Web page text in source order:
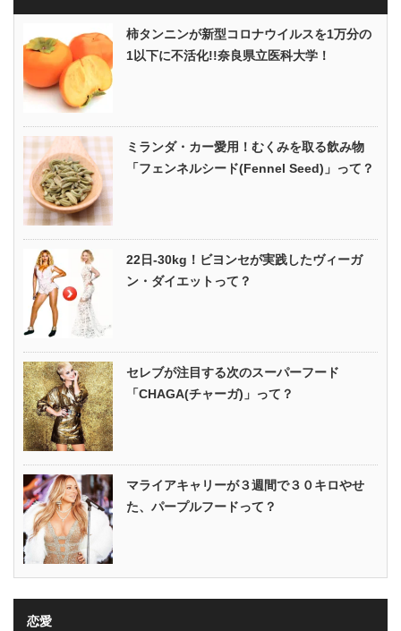
柿タンニンが新型コロナウイルスを1万分の
1以下に不活化!!奈良県立医科大学！
ミランダ・カー愛用！むくみを取る飲み物
「フェンネルシード(Fennel Seed)」って？
22日-30kg！ビヨンセが実践したヴィーガ
ン・ダイエットって？
セレブが注目する次のスーパーフード
「CHAGA(チャーガ)」って？
マライアキャリーが３週間で３０キロやせ
た、パープルフードって？
恋愛